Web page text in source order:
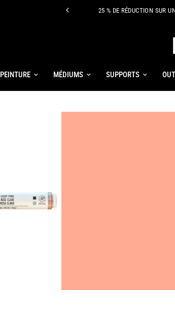
25 % DE RÉDUCTION SUR
PEINTURE MÉDIUMS SUPPORTS